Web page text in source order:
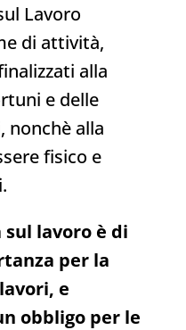
Lavoro
di attività,
alla
e delle
nonchè alla
fisico e
sul lavoro è di
per la
e
obbligo per le